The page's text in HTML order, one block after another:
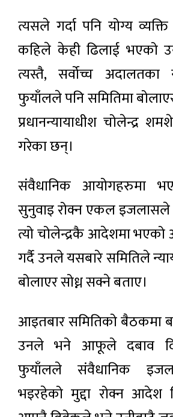
त्यसले गर्दा पनि योग्य
कहिले केही ढिलाई भएको
त्यस्तै, सर्वोच्च अदालतका
फुयाँलले पनि समितिमा
प्रधानन्यायाधीश चोलेन्द्र
गरेका छन्।
संवैधानिक आयोगहरुमा
सुनुवाइ रोक्न एकल
त्यो चोलेन्द्रकै आदेशमा
गर्दै उनले यसबारे समितिले
बोलाएर सोध्न सक्ने बताए।
आइतबार समितिको बैठकमा
उनले भने आफूले दबाव
फुयाँलले संवैधानिक
भइरहेको मुद्दा रोक्न